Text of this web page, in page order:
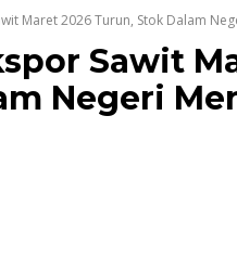
Maret 2026 Turun, Stok Dalam
Sawit
Negeri